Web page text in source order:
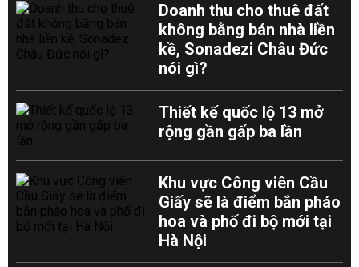
Doanh thu cho thuê đất
không bằng bán nhà liền
kề, Sonadezi Châu Đức
nói gì?
Thiết kế quốc lộ 13 mở
rộng gần gấp ba lần
Khu vực Công viên Cầu
Giấy sẽ là điểm bắn pháo
hoa và phố đi bộ mới tại
Hà Nội